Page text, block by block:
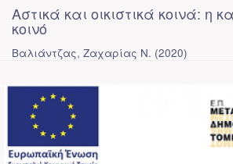
Αστικά και οικιστικά κοινά: η
κοινό
Βαλιάντζας, Ζαχαρίας Ν. (2020)